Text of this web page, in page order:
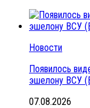
Новости
Появилось
эшелону ВСУ
07.08.2026